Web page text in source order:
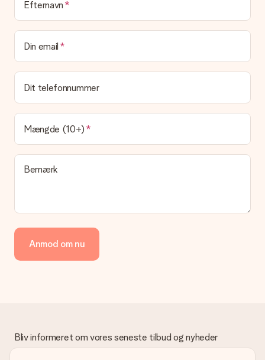
Leveringstid, leveringsmuligheder og
leveringsomkostninger
Kan jeg vælge en leveringsdato?
Det er ikke muligt at vælge en bestemt leveringsdato.
Hvad er leveringstiden, og hvornår modtager jeg min
gave?
Leveringstiden findes på gavens produktside. Du kan stole på,
at vores postfirma leverer din gave på denne dag.
Hvilke leveringsmuligheder kan jeg vælge?
I øjeblikket er det ikke (endnu) muligt at vælge en
en pakke eller som postkasse levering. Vil du gerne vide
hvilken måde din ordre sendes på? Kontakt venligst vores
Vi tilbyder følgende betalingsmetoder: Dankort, Paypal,
kreditkort, faktura via Klarna eller bankoverførsel. I tilfælde af
manuel betaling overførsel, skal du tage højde for en ekstra 3
venligst vores kundeservice, de hjælper gerne med at finde en
passende løsning.
Efternavn
Din email
Dit telefonnummer
Mængde (10+)
Bemærk
Anmod om nu
Bliv informeret om vores seneste tilbud og nyheder